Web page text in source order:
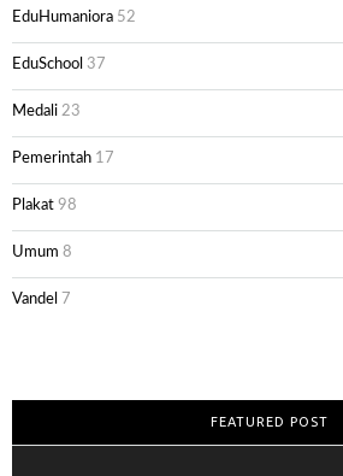
EduHumaniora 52
EduSchool 37
Medali 23
Pemerintah 17
Plakat 98
Umum 8
Vandel 7
FEATURED POST